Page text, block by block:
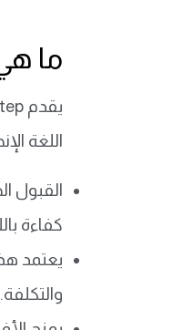
ما
اللغة
القبول
كفاءة
يعتمد
والتكلفة.